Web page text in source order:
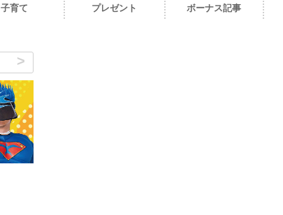
子育て プレゼント ボーナス記事